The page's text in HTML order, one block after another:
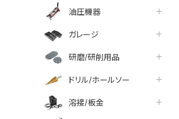
油圧機器
ガレージ
研磨/研削用品
ドリル/ホールソー
溶接/板金